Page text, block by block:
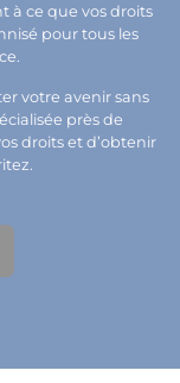
à ce que vos droits
pour tous les
votre avenir sans
près de
droits et d’obtenir